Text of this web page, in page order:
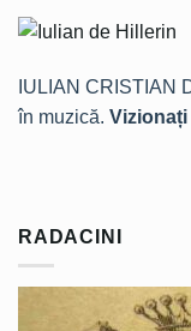
IULIAN CRISTIAN
în muzică.
RADACINI